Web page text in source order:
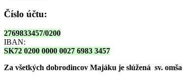
Číslo účtu:
2769833457/0200
IBAN:
SK72 0200 0000 0027 6983 3457
Za všetkých dobrodincov Majáku je slúžená sv. omša